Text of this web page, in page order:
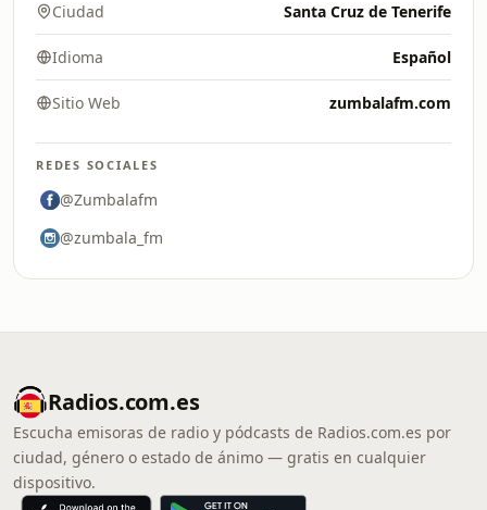
Ciudad Santa Cruz de Tenerife
Idioma Español
Sitio Web zumbalafm.com
REDES SOCIALES
@Zumbalafm
@zumbala_fm
Radios.com.es
Escucha emisoras de radio y pódcasts de Radios.com.es por
ciudad, género o estado de ánimo — gratis en cualquier
dispositivo.